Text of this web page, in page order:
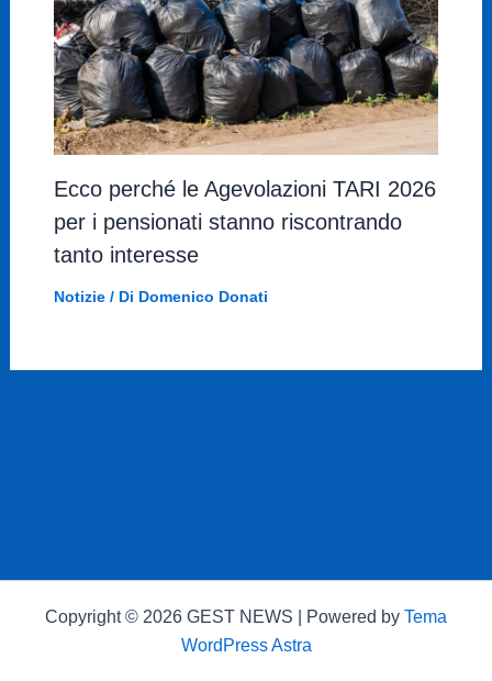
Ecco perché le Agevolazioni TARI 2026
per i pensionati stanno riscontrando
tanto interesse
Notizie/ Di Domenico Donati
Copyright © 2026 GEST NEWS | Powered by Tema
WordPress Astra